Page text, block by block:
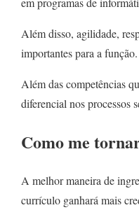
Além disso, agilidade,
importantes para a função.
Além das competências
diferencial nos processos
Como me
A melhor maneira de
currículo ganhará mais